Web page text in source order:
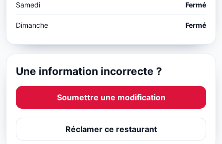
Samedi Fermé
Dimanche Fermé
Une information incorrecte ?
Soumettre une modification
Réclamer ce restaurant